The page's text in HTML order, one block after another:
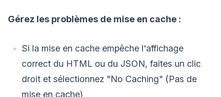
Gérez les problèmes de mise en cache :
Si la mise en cache empêche l'affichage
correct du HTML ou du JSON, faites un clic
droit et sélectionnez "No Caching" (Pas de
mise en cache)